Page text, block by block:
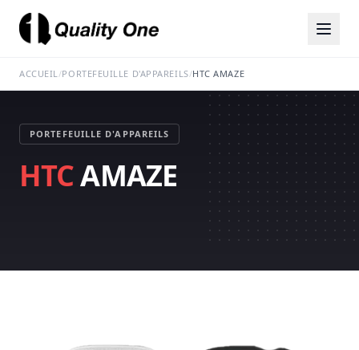
ACCUEIL/PORTEFEUILLE D'APPAREILS/HTC AMAZE
PORTEFEUILLE D'APPAREILS
HTCAMAZE